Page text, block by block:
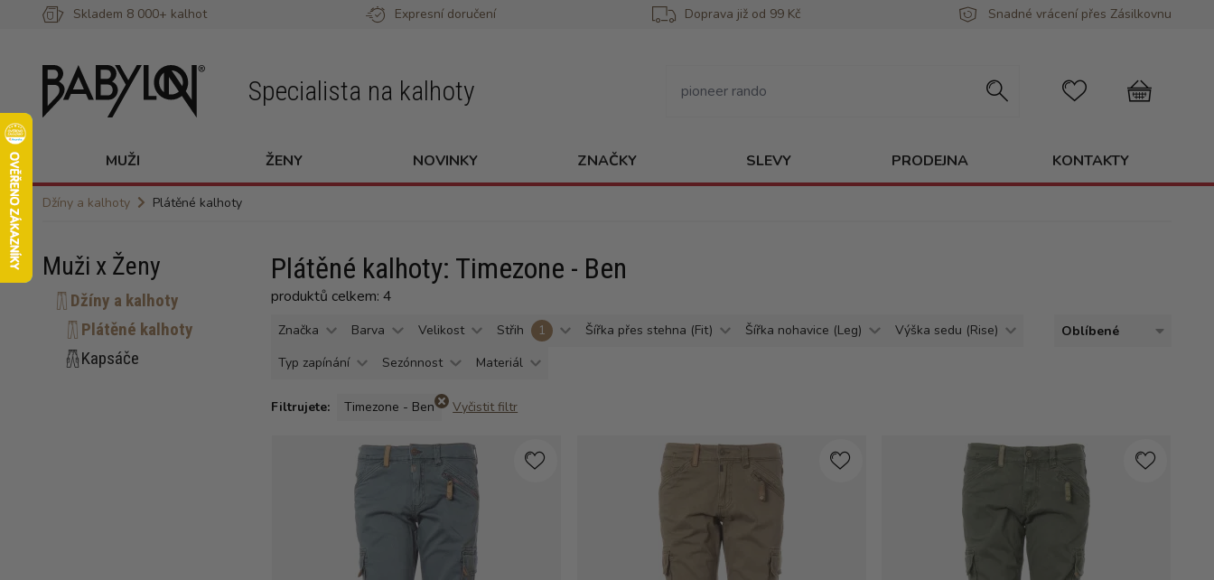
Skladem 8 000+ kalhot Expresní doručení Doprava již od 99 Kč Snadné vrácení přes Zásilkovnu
Specialista na kalhoty
MUŽI ŽENY NOVINKY ZNAČKY SLEVY PRODEJNA KONTAKTY
Džíny a kalhoty Plátěné kalhoty
Muži x Ženy
Džíny a kalhoty
Plátěné kalhoty
Kapsáče
Plátěné kalhoty: Timezone - Ben
produktů celkem: 4
Značka Barva Velikost Střih 1 Šířka přes stehna (Fit) Šířka nohavice (Leg)
Výška sedu (Rise)
Typ zapínání
Sezónnost Materiál
Filtrujete: Timezone - Ben Vyčistit filtr
Oblíbené